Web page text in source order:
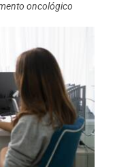
oncológico